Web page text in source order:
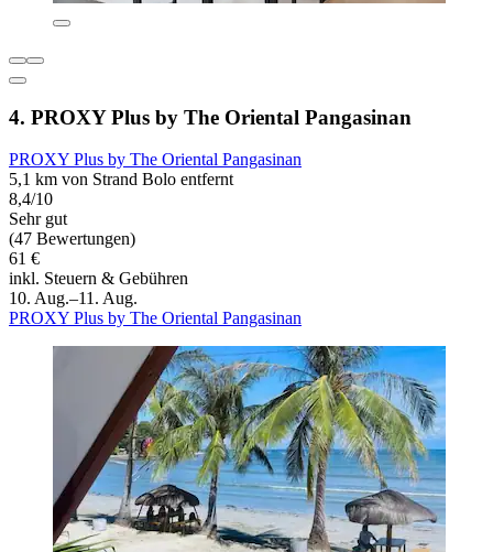
4. PROXY Plus by The Oriental Pangasinan
PROXY Plus by The Oriental Pangasinan
5,1 km von Strand Bolo entfernt
8,4/10
Sehr gut
(47 Bewertungen)
61 €
inkl. Steuern & Gebühren
10. Aug.–11. Aug.
PROXY Plus by The Oriental Pangasinan